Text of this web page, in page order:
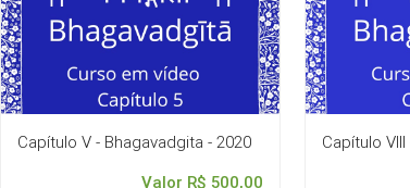
Capítulo V - Bhagavadgita - 2020
Valor R$ 500,00
Capítulo